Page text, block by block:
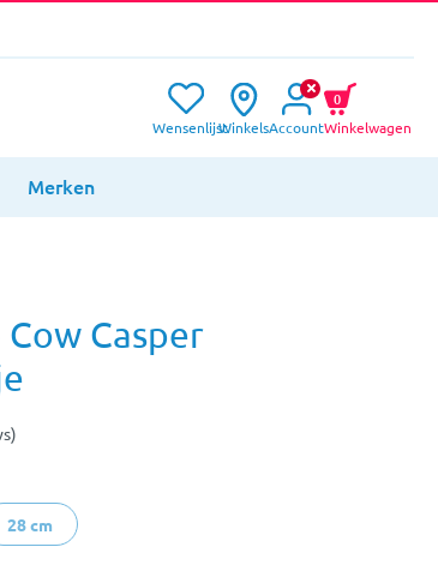
WensenlijstWinkelsAccountWinkelwagen
0
Merken
Casper
28 cm